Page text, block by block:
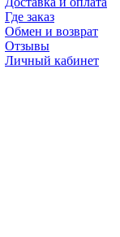
Где заказ
Обмен и возврат
Отзывы
Личный кабинет